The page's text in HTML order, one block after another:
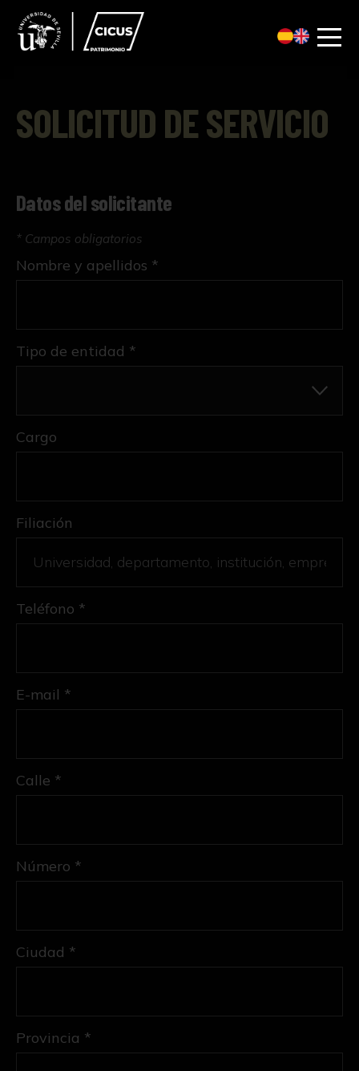
SOLICITUD DE SERVICIO
Datos del solicitante
* Campos obligatorios
Tipo de entidad *
Nombre y apellidos *
Cargo
Filiación
Teléfono *
E-mail *
Calle *
Número *
Ciudad *
Provincia *